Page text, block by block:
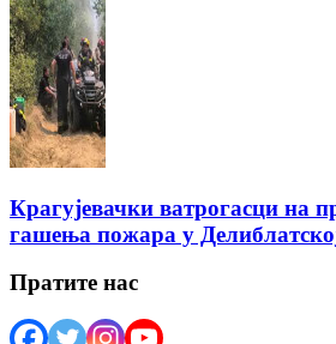
Крагујевачки ватрогасци на
гашења пожара у
Пратите нас